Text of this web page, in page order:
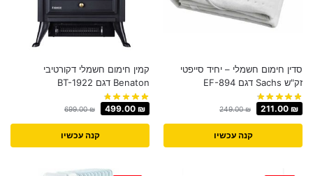
סדין חימום חשמלי – יחיד סייפטי
זק"ש Sachs דגם EF-894
249.00₪ 211.00 ₪
קנה עכשיו
קמין חימום חשמלי דקורטיבי
Benaton דגם BT-1922
699.00₪ 499.00 ₪
קנה עכשיו